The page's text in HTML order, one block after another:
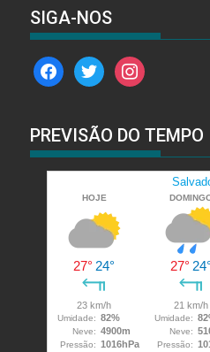
SIGA-NOS
facebooktwitterinstagram
PREVISÃO DO TEMPO